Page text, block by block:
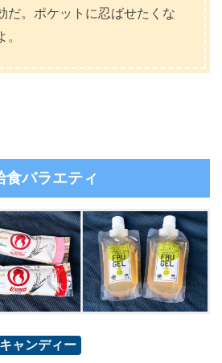
だ。ポケットに忍ばせたくな
食バラエティ
ャンディー